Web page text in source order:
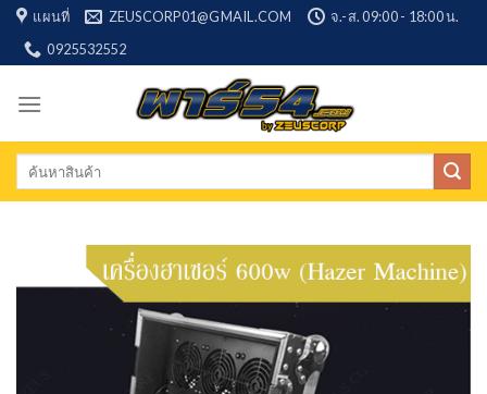
Skip
content
แผนที่ ZEUSCORP01@GMAIL.COM
จ.-ส. 09:00 - 18:00 น.
0925532552
Search